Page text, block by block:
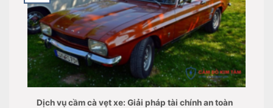
Dịch vụ cầm cà vẹt xe: Giải pháp tài chính an toàn